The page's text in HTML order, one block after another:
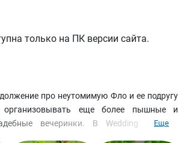
только на ПК версии сайта.
про неутомимую Фло и ее подругу
еще более пышные и
вечеринки. В Wedding Dash 2
Еще